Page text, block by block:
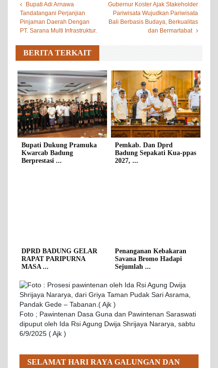
Bupati Adi Arnawa
Tandatangani Perjanjian
Pinjaman Daerah Dengan
PT. Sarana Multi Infrastruktur.
Gubernur Koster Ajak Stakeholder
Pariwisata Wujudkan Pariwisata
Bali Berbasis Budaya, Berkualitas
dan Bermartabat
BERITA TERKAIT
Bupati Dukung Pramuka
Kwarcab Badung
Berprestasi ...
Pemkab. Dan Dprd
Badung Sepakati Kua-ppas
2027, ...
DPRD BADUNG GELAR
RAPAT PARIPURNA
MASA ...
Penanganan Kebakaran
Savana Bromo Hadapi
Sejumlah ...
Foto ; Pawintenan Dasa Guna dan Pawintenan Saraswati
dipuput oleh Ida Rsi Agung Dwija Shrijaya Nararya, sabtu
6/9/2025 ( Ajk )
SELAMAT HARI RAYA GALUNGAN DAN